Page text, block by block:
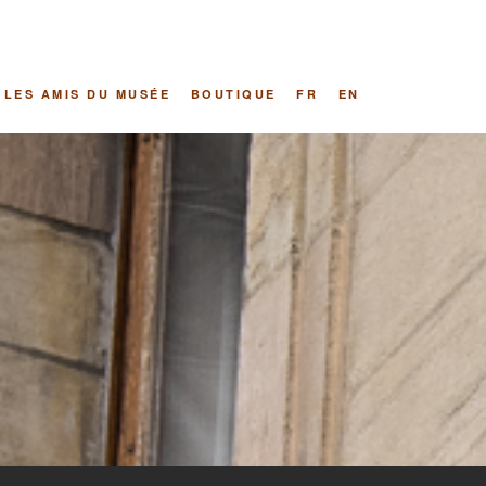
LES AMIS DU MUSÉE BOUTIQUE FR EN